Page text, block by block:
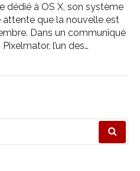
dédié à OS X, son système
attente que la nouvelle est
Dans un communiqué
l’un des…